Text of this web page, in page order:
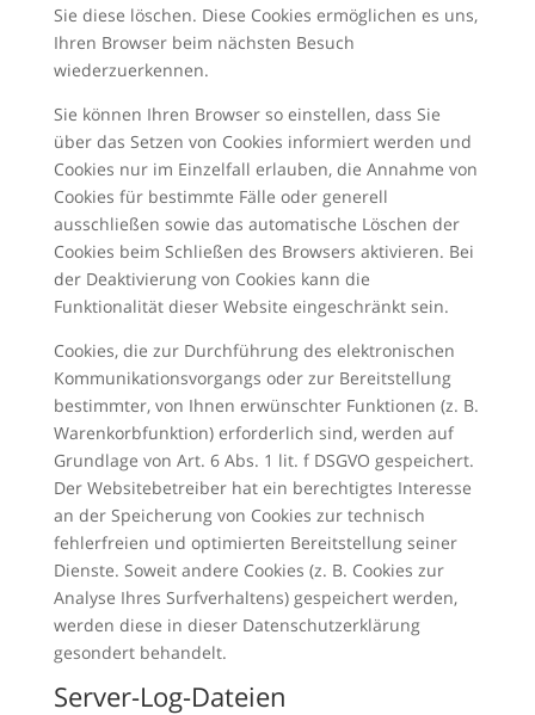
Sie diese löschen. Diese Cookies ermöglichen es uns,
Ihren Browser beim nächsten Besuch
wiederzuerkennen.
Sie können Ihren Browser so einstellen, dass Sie
über das Setzen von Cookies informiert werden und
Cookies nur im Einzelfall erlauben, die Annahme von
Cookies für bestimmte Fälle oder generell
ausschließen sowie das automatische Löschen der
Cookies beim Schließen des Browsers aktivieren. Bei
der Deaktivierung von Cookies kann die
Funktionalität dieser Website eingeschränkt sein.
Cookies, die zur Durchführung des elektronischen
Kommunikationsvorgangs oder zur Bereitstellung
bestimmter, von Ihnen erwünschter Funktionen (z. B.
Warenkorbfunktion) erforderlich sind, werden auf
Grundlage von Art. 6 Abs. 1 lit. f DSGVO gespeichert.
Der Websitebetreiber hat ein berechtigtes Interesse
an der Speicherung von Cookies zur technisch
fehlerfreien und optimierten Bereitstellung seiner
Dienste. Soweit andere Cookies (z. B. Cookies zur
Analyse Ihres Surfverhaltens) gespeichert werden,
werden diese in dieser Datenschutzerklärung
gesondert behandelt.
Server-Log-Dateien